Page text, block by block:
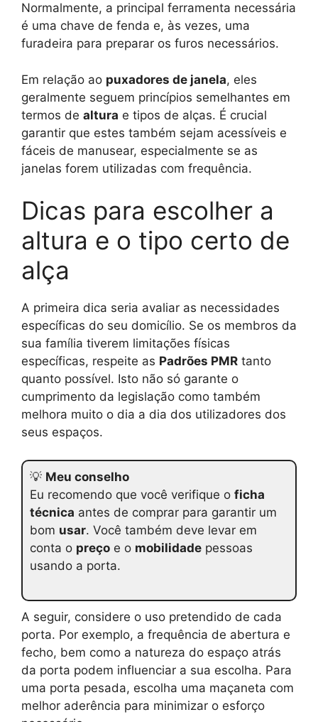
Normalmente, a principal ferramenta necessária
é uma chave de fenda e, às vezes, uma
furadeira para preparar os furos necessários.
Em relação ao puxadores de janela, eles
geralmente seguem princípios semelhantes em
termos de altura e tipos de alças. É crucial
garantir que estes também sejam acessíveis e
fáceis de manusear, especialmente se as
janelas forem utilizadas com frequência.
Dicas para escolher a
altura e o tipo certo de
alça
A primeira dica seria avaliar as necessidades
específicas do seu domicílio. Se os membros da
sua família tiverem limitações físicas
específicas, respeite as Padrões PMR tanto
quanto possível. Isto não só garante o
cumprimento da legislação como também
melhora muito o dia a dia dos utilizadores dos
seus espaços.
💡 Meu conselho
Eu recomendo que você verifique o ficha
técnica antes de comprar para garantir um
bom usar. Você também deve levar em
conta o preço e o mobilidade pessoas
usando a porta.
A seguir, considere o uso pretendido de cada
porta. Por exemplo, a frequência de abertura e
fecho, bem como a natureza do espaço atrás
da porta podem influenciar a sua escolha. Para
uma porta pesada, escolha uma maçaneta com
melhor aderência para minimizar o esforço